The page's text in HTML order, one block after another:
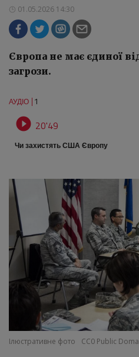
01.05.2026 14:30
Європа не має єдиної
загрози.
АУДІО 1
 20'49
Чи захистять США Європу
Ілюстративне фото CC0 Public